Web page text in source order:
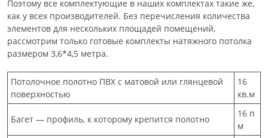
Поэтому все комплектующие в наших комплектах такие же,
как у всех производителей. Без перечисления количества
элементов для нескольких площадей помещений,
рассмотрим только готовые комплекты натяжного потолка
размером 3,6*4,5 метра.
Потолочное полотно ПВХ с матовой или глянцевой
поверхностью
16
кв.м
Багет — профиль, к которому крепится полотно
16 п
м